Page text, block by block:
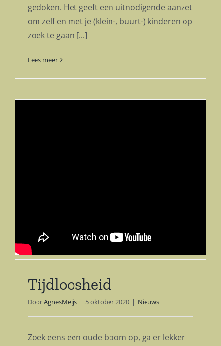
gedoken. Het geeft een uitnodigende aanzet
om zelf en met je (klein-, buurt-) kinderen op
zoek te gaan [...]
Lees meer
Tijdloosheid
DoorAgnesMeijs | 5 oktober 2020 | Nieuws
Zoek eens een oude boom op, ga er lekker